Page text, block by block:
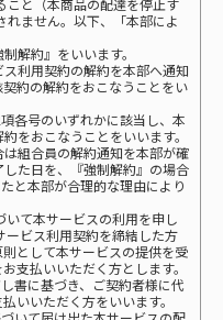
れません。以下、「本部によ
解約』をいいます。
利用契約の解約を本部へ通知
約の解約をおこなうことをい
各号のいずれかに該当し、本
をおこなうことをいいます。
組合員の解約通知を本部が確
た日を、『強制解約』の場合
と本部が合理的な理由により
て本サービスの利用を申し
ビス利用契約を締結した方
として本サービスの提供を受
支払いいただく方とします。
書に基づき、ご契約者様に代
いいただく方をいいます。